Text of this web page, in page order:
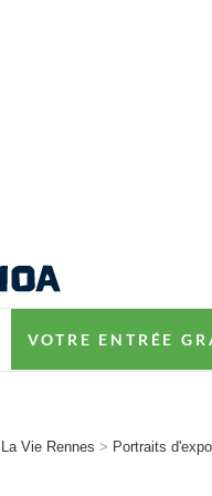
VOTRE ENTRÉE
Vie Rennes > Portraits